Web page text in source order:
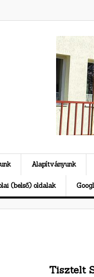
Alapítványunk
(belső) oldalak
Tisztelt